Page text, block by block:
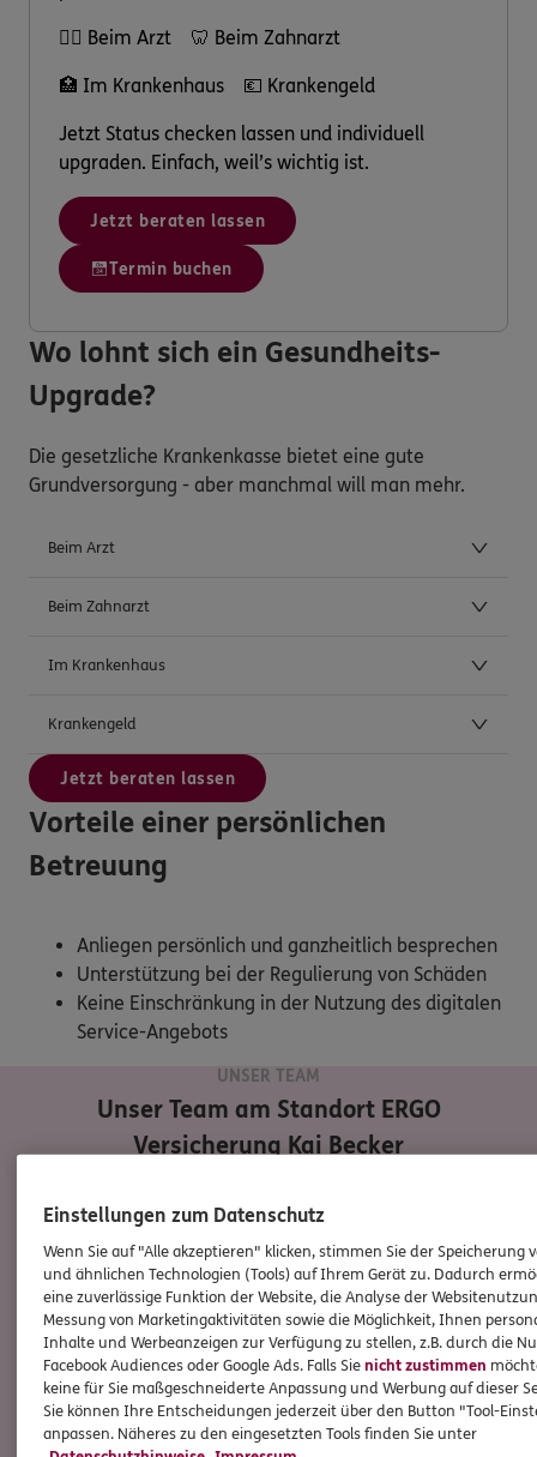
👩‍⚕️ Beim Arzt 🦷 Beim Zahnarzt
🏥 Im Krankenhaus 💶 Krankengeld
Jetzt Status checken lassen und individuell
upgraden. Einfach, weil’s wichtig ist.
Jetzt beraten lassen
Termin buchen
Wo lohnt sich ein Gesundheits-
Upgrade?
Die gesetzliche Krankenkasse bietet eine gute
Grundversorgung - aber manchmal will man mehr.
Beim Arzt
Beim Zahnarzt
Im Krankenhaus
Krankengeld
Jetzt beraten lassen
Vorteile einer persönlichen
Betreuung
Anliegen persönlich und ganzheitlich besprechen
Unterstützung bei der Regulierung von Schäden
Keine Einschränkung in der Nutzung des digitalen
Service-Angebots
UNSER TEAM
Unser Team am StandortERGO
Versicherung Kai Becker
Einstellungen zum Datenschutz
Wenn Sie auf "Alle akzeptieren" klicken, stimmen Sie der Speicherung
und ähnlichen Technologien (Tools) auf Ihrem Gerät zu. Dadurch
eine zuverlässige Funktion der Website, die Analyse der
Messung von Marketingaktivitäten sowie die Möglichkeit, Ihnen
Inhalte und Werbeanzeigen zur Verfügung zu stellen, z.B. durch die
Facebook Audiences oder Google Ads. Falls Sienicht zustimmen
keine für Sie maßgeschneiderte Anpassung und Werbung auf dieser
Sie können Ihre Entscheidungen jederzeit über den Button "Tool-
anpassen. Näheres zu den eingesetzten Tools finden Sie unter